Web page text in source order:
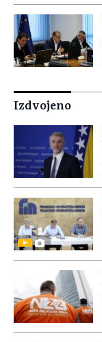
Izdvojeno